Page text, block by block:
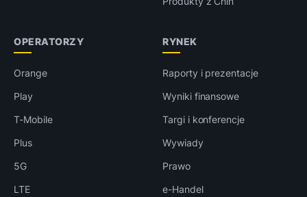
OPERATORZY
Orange
Play
T-Mobile
Plus
5G
LTE
RYNEK
Raporty i prezentacje
Wyniki finansowe
Targi i konferencje
Wywiady
Prawo
e-Handel